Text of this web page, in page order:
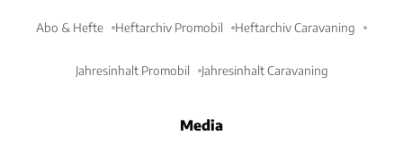
Abo & Hefte Heftarchiv Promobil Heftarchiv Caravaning
Jahresinhalt Promobil Jahresinhalt Caravaning
Media